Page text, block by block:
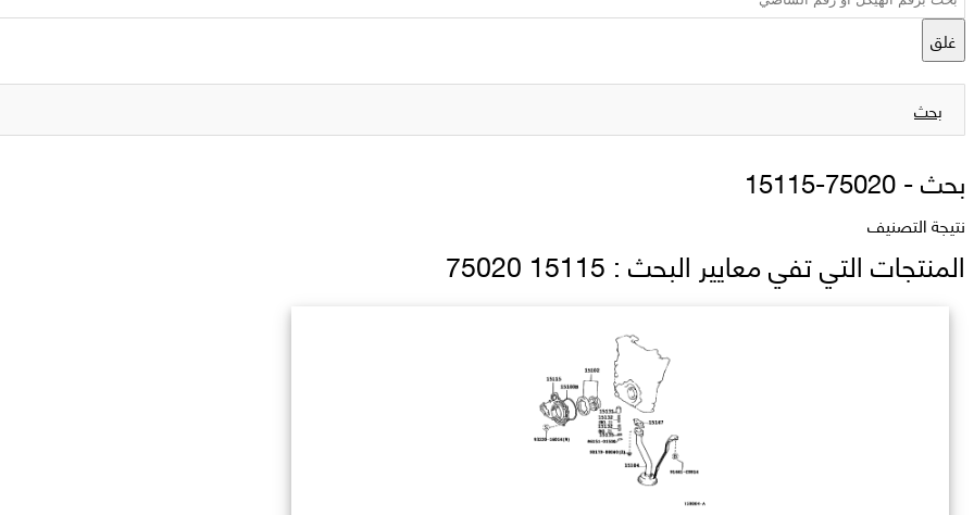
غلق
بحث
بحث -15115-75020
نتيجة التصنيف
المنتجات التي تفي معايير البحث : 15115 75020